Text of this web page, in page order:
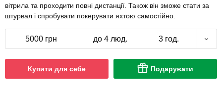
вітрила та проходити повні дистанції. Також він зможе стати за
штурвал і спробувати покерувати яхтою самостійно.
5000 грн до 4 люд. 3 год.
Купити для себе Подарувати